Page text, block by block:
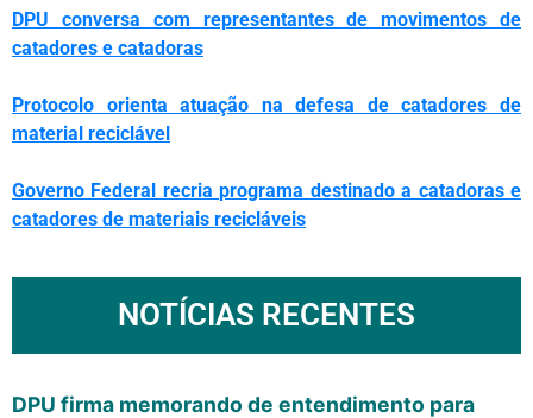
DPU conversa com representantes de movimentos de
catadores e catadoras
Protocolo orienta atuação na defesa de catadores de
material reciclável
Governo Federal recria programa destinado a catadoras e
catadores de materiais recicláveis
NOTÍCIAS RECENTES
DPU firma memorando de entendimento para